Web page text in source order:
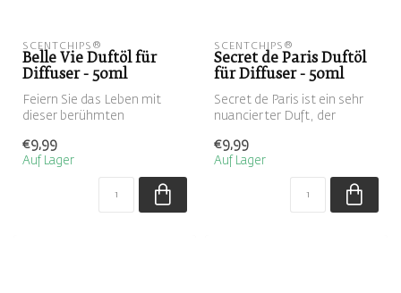
SCENTCHIPS®
Belle Vie Duftöl für
Diffuser - 50ml
Feiern Sie das Leben mit
dieser berühmten
Jasmin, Iris und O...
€9,99
Auf Lager
SCENTCHIPS®
Secret de Paris Duftöl
für Diffuser - 50ml
Secret de Paris ist ein sehr
nuancierter Duft, der
...
€9,99
Auf Lager